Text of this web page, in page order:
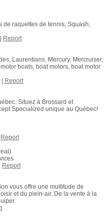
de raquettes de tennis, Squash,
Report
Laurentians, Mercury, Mercruiser,
boats, boat motors, boat motor
|
Report
Situez à Brossard et
Specialized unique au Québec!
Report
Report
vous offre une multitude de
et du plein-air. De la vente à la